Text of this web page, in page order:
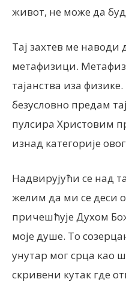
живот, не може да
Тај захтев ме
метафизици.
тајанства иза
безусловно предам
пулсира Христовим
изнад категорије
Надвирујући се над
желим да ми се деси
причешћује Духом
моје душе. То
унутар мог срца као
скривени кутак где